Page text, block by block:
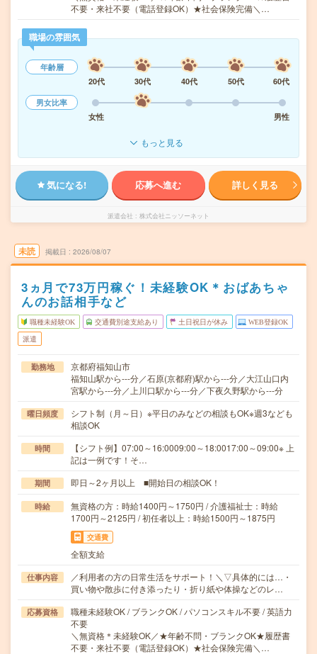
不要・来社不要（電話登録OK）★社会保険完備＼…
職場の雰囲気
年齢層
20代
30代 40代 50代
60代
男女比率
女性
男性
もっと見る
気になる! 応募へ進む 詳しく見る
派遣会社 株式会社ニッソーネット
未読 掲載日 2026/08/07
3ヵ月で73万円稼ぐ！未経験OK＊おばあちゃ
んのお話相手など
職種未経験OK 交通費別途支給あり 土日祝日が休み WEB登録OK
派遣
勤務地
京都府福知山市
福知山駅から---分／石原(京都府)駅から---分／大江山口内
宮駅から---分／上川口駅から---分／下夜久野駅から---分
曜日頻度
シフト制（月～日）※平日のみなどの相談もOK※週3なども
相談OK
時間
【シフト例】07:00～16:0009:00～18:0017:00～09:00※ 上
記は一例です！そ…
期間 即日～2ヶ月以上 ■開始日の相談OK！
時給
無資格の方：時給1400円～1750円 / 介護福祉士：時給
1700円～2125円 / 初任者以上：時給1500円～1875円
交通費
全額支給
仕事内容
／利用者の方の日常生活をサポート！＼▽具体的には…・
買い物や散歩に付き添ったり・折り紙や体操などのレ…
応募資格
職種未経験OK / ブランクOK / パソコンスキル不要 / 英語力
不要
＼無資格＊未経験OK／★年齢不問・ブランクOK★履歴書
不要・来社不要（電話登録OK）★社会保険完備＼…